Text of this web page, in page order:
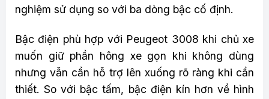
nghiệm sử dụng so với ba dòng bậc cố định.
Bậc điện phù hợp với Peugeot 3008 khi chủ xe
muốn giữ phần hông xe gọn khi không dùng
nhưng vẫn cần hỗ trợ lên xuống rõ ràng khi cần
thiết. So với bậc tấm, bậc điện kín hơn về hình